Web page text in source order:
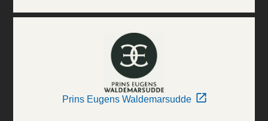
Prins Eugens Waldemarsudde